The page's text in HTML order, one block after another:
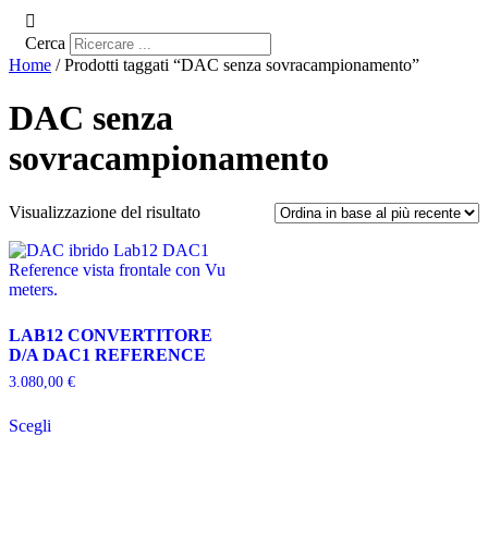
Cerca
Home / Prodotti taggati “DAC senza sovracampionamento”
DAC senza
sovracampionamento
Visualizzazione del risultato
LAB12 CONVERTITORE
D/A DAC1 REFERENCE
3.080,00 €
Scegliprodotto